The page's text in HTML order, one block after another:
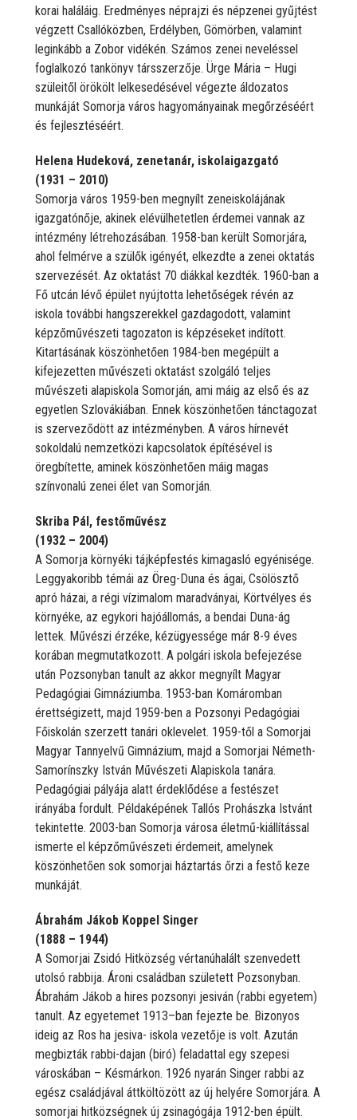
korai haláláig. Eredményes néprajzi és népzenei gyűjtést
végzett Csallóközben, Erdélyben, Gömörben, valamint
leginkább a Zobor vidékén. Számos zenei neveléssel
foglalkozó tankönyv társszerzője. Ürge Mária – Hugi
szüleitől örökölt lelkesedésével végezte áldozatos
munkáját Somorja város hagyományainak megőrzéséért
és fejlesztéséért.
Helena Hudeková, zenetanár, iskolaigazgató
(1931 – 2010)
Somorja város 1959-ben megnyílt zeneiskolájának
igazgatónője, akinek elévülhetetlen érdemei vannak az
intézmény létrehozásában. 1958-ban került Somorjára,
ahol felmérve a szülők igényét, elkezdte a zenei oktatás
szervezését. Az oktatást 70 diákkal kezdték. 1960-ban a
Fő utcán lévő épület nyújtotta lehetőségek révén az
iskola további hangszerekkel gazdagodott, valamint
képzőművészeti tagozaton is képzéseket indított.
Kitartásának köszönhetően 1984-ben megépült a
kifejezetten művészeti oktatást szolgáló teljes
művészeti alapiskola Somorján, ami máig az első és az
egyetlen Szlovákiában. Ennek köszönhetően tánctagozat
is szerveződött az intézményben. A város hírnevét
sokoldalú nemzetközi kapcsolatok építésével is
öregbítette, aminek köszönhetően máig magas
színvonalú zenei élet van Somorján.
Skriba Pál, festőművész
(1932 – 2004)
A Somorja környéki tájképfestés kimagasló egyénisége.
Leggyakoribb témái az Öreg-Duna és ágai, Csölösztő
apró házai, a régi vízimalom maradványai, Körtvélyes és
környéke, az egykori hajóállomás, a bendai Duna-ág
lettek. Művészi érzéke, kézügyessége már 8-9 éves
korában megmutatkozott. A polgári iskola befejezése
után Pozsonyban tanult az akkor megnyílt Magyar
Pedagógiai Gimnáziumba. 1953-ban Komáromban
érettségizett, majd 1959-ben a Pozsonyi Pedagógiai
Főiskolán szerzett tanári oklevelet. 1959-től a Somorjai
Magyar Tannyelvű Gimnázium, majd a Somorjai Németh-
Samorínszky István Művészeti Alapiskola tanára.
Pedagógiai pályája alatt érdeklődése a festészet
irányába fordult. Példaképének Tallós Prohászka Istvánt
tekintette. 2003-ban Somorja városa életmű-kiállítással
ismerte el képzőművészeti érdemeit, amelynek
köszönhetően sok somorjai háztartás őrzi a festő keze
munkáját.
Ábrahám Jákob Koppel Singer
(1888 – 1944)
A Somorjai Zsidó Hitközség vértanúhalált szenvedett
utolsó rabbija. Ároni családban született Pozsonyban.
Ábrahám Jákob a hires pozsonyi jesiván (rabbi egyetem)
tanult. Az egyetemet 1913–ban fejezte be. Bizonyos
ideig az Ros ha jesiva- iskola vezetője is volt. Azután
megbizták rabbi-dajan (biró) feladattal egy szepesi
városkában – Késmárkon. 1926 nyarán Singer rabbi az
egész családjával áttköltözött az új helyére Somorjára. A
somorjai hitközségnek új zsinagógája 1912-ben épült.